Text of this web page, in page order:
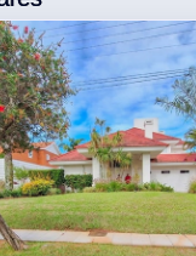
-Trapiche flutuante
festas -
com saibro -
-Pista de skate -
de festas completo -
externas para
térmica -Saunas -
para guardar